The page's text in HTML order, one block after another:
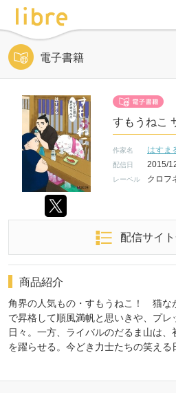
電子書籍
すもうねこ
作家名 はすま
配信日 2015/
レーベル クロフ
配信サイ
商品紹介
角界の人気もの・すもうねこ！ 猫な
で昇格して順風満帆と思いきや、プ
日々。一方、ライバルのだるま山は
を躍らせる。今どき力士たちの笑える